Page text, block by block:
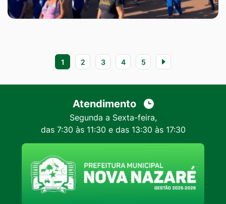
1 2 3 4 5
Atendimento
Segunda a Sexta-feira,
das 7:30 às 11:30 e das 13:30 às 17:30